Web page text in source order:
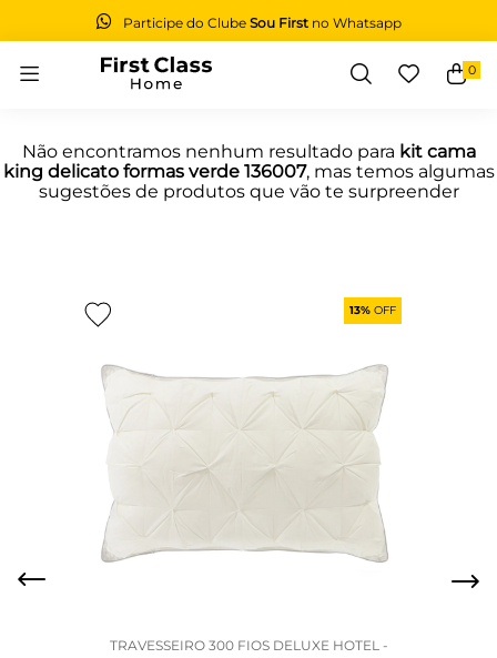
Participe do ClubeSou First no Whatsapp
0
Não encontramos nenhum resultado para kit cama
king delicato formas verde 136007, mas temos algumas
sugestões de produtos que vão te surpreender
13% OFF
TRAVESSEIRO 300 FIOS DELUXE HOTEL -